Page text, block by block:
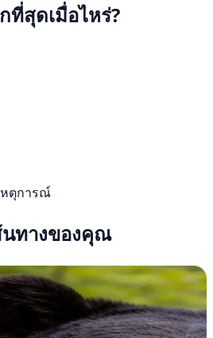
ที่สุดเมื่อไหร่?
หตุการณ์
นทางของคุณ